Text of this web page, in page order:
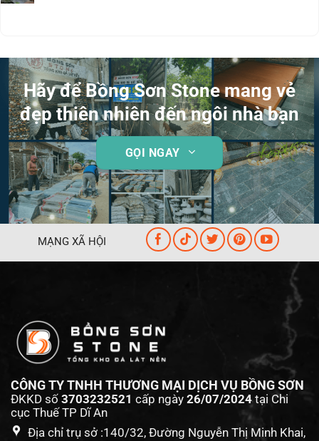
Hãy để Bồng Sơn Stone mang vẻ
đẹp thiên nhiên đến ngôi nhà bạn
GỌI NGAY
MẠNG XÃ HỘI
CÔNG TY TNHH THƯƠNG MẠI DỊCH VỤ BỒNG SƠN
ĐKKD số 3703232521 cấp ngày 26/07/2024tại Chi
cục Thuế TP Dĩ An
Địa chỉ trụ sở :140/32, Đường Nguyễn Thị Minh Khai,